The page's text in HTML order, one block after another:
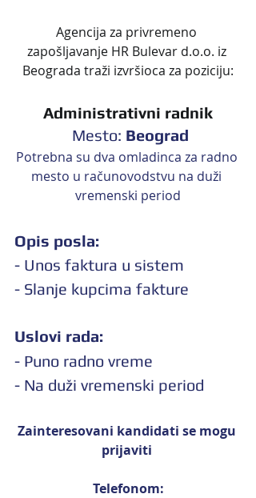
Agencija za privremeno
zapošljavanje HR Bulevar d.o.o. iz
Beograda traži izvršioca za poziciju:
Administrativni radnik
Mesto: Beograd
Potrebna su dva omladinca za radno
mesto u računovodstvu na duži
vremenski period
Opis posla:
- Unos faktura u sistem
- Slanje kupcima fakture
Uslovi rada:
- Puno radno vreme
- Na duži vremenski period
Zainteresovani kandidati se mogu
prijaviti
Telefonom: